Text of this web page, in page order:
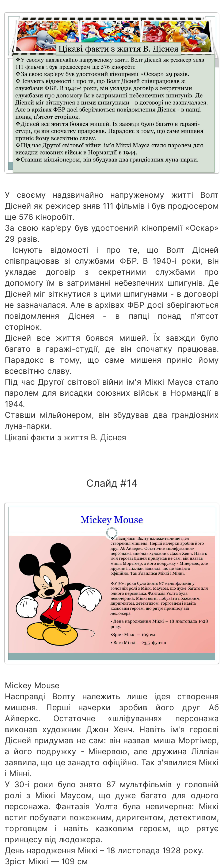
У своєму надзвичайно напруженому житті Волт
Дісней як режисер зняв 111 фільмів і був продюсером
ще 576 кіноробіт.
За свою кар'єру був удостоєний кінопремії «Оскар»
29 разів.
Існують відомості і про те, що Волт Дісней
співпрацював зі службами ФБР. В 1940-і роки, він
укладає договір з секретними службами про
допомогу їм в затриманні небезпечних шпигунів. Де
Дісней міг зіткнутися з цими шпигунами - в договорі
не зазначалася. Але в архівах ФБР досі зберігаються
повідомлення Діснея - в папці понад п'ятсот
сторінок.
Дісней все життя боявся мишей. Їх завжди було
багато в гаражі-студії, де він спочатку працював.
Парадокс в тому, що саме мишеня приніс йому
всесвітню славу.
Під час Другої світової війни ім'я Міккі Мауса стало
паролем для висадки союзних військ в Нормандії в
1944.
Ставши мільйонером, він збудував два грандіозних
луна-парки.
Цікаві факти з життя В. Діснея
Слайд #14
Mickey Mouse
Насправді Волту належить лише ідея створення
мишеня. Перші начерки зробив його друг Аб
Айверкс. Остаточне «шліфування» персонажа
виконав художник Джон Хенч. Навіть ім'я героєві
Дісней придумав не сам: він назвав миша Мортімер,
а його подружку - Мінервою, але дружина Лілліан
заявила, що це занадто офіційно. Так з'явилися Міккі
і Мінні.
У 30-і роки було знято 87 мультфільмів у головній
ролі з Міккі Маусом, що дуже багато для одного
персонажа. Фантазія Уолта була невичерпна: Міккі
встиг побувати пожежним, диригентом, детективом,
торговцем і навіть казковим героєм, що рятує
принцесу від людожера.
День народження Міккі – 18 листопада 1928 року.
Зріст Міккі — 109 см